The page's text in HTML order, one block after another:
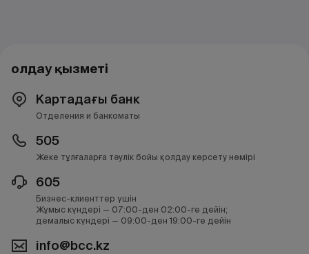
Қолдау қызметі
Картадағы банк
Отделения и банкоматы
505
Жеке тұлғаларға тәулік бойы қолдау көрсету нөмірі
605
Бизнес-клиенттер үшін
Жұмыс күндері — 07:00-ден 02:00-ге дейін;
демалыс күндері — 09:00-ден 19:00-ге дейін
info@bcc.kz